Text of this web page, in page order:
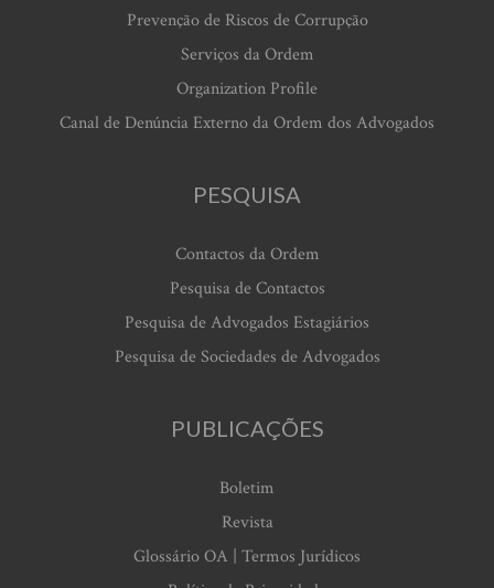
Prevenção de Riscos de Corrupção
Serviços da Ordem
Organization Profile
Canal de Denúncia Externo da Ordem dos Advogados
PESQUISA
Contactos da Ordem
Pesquisa de Contactos
Pesquisa de Advogados Estagiários
Pesquisa de Sociedades de Advogados
PUBLICAÇÕES
Boletim
Revista
Glossário OA | Termos Jurídicos